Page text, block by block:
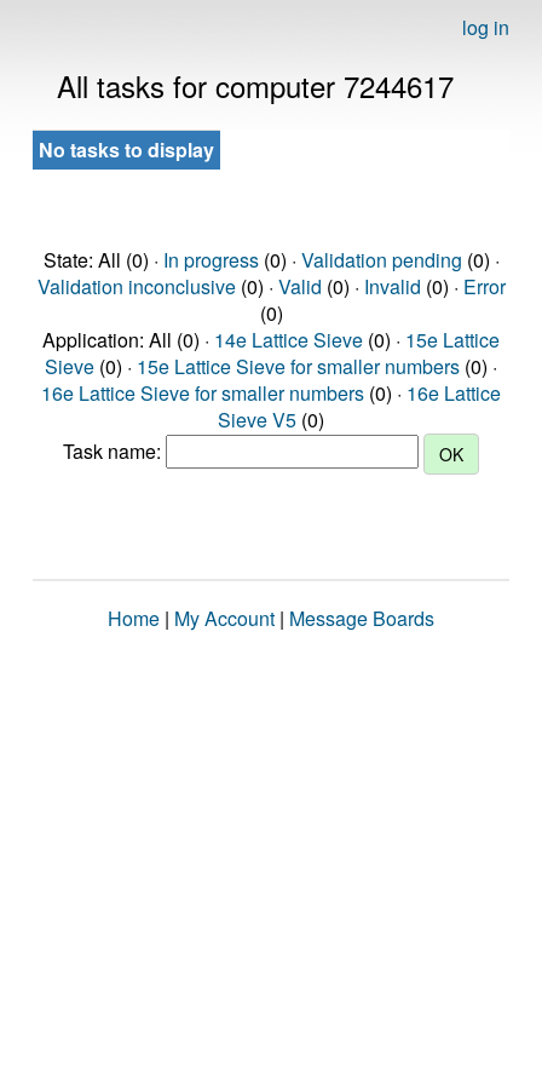
log in
All tasks for computer 7244617
No tasks to display
State: All (0) · In progress(0) · Validation pending (0) ·
Validation inconclusive(0) · Valid (0) · Invalid (0) · Error
(0)
Application: All (0) · 14e Lattice Sieve (0) · 15e Lattice
Sieve (0) · 15e Lattice Sieve for smaller numbers (0) ·
16e Lattice Sieve for smaller numbers (0) · 16e Lattice
Sieve V5 (0)
Task name:
Home | My Account | Message Boards